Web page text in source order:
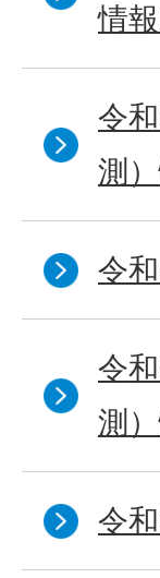
情
令
測
令
令
測
令